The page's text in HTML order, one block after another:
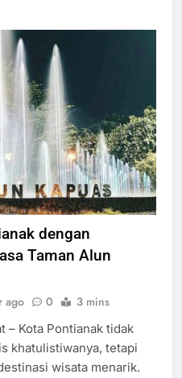
dengan
Taman Alun
ago 0 3 mins
– Kota Pontianak tidak
khatulistiwanya, tetapi
wisata menarik.